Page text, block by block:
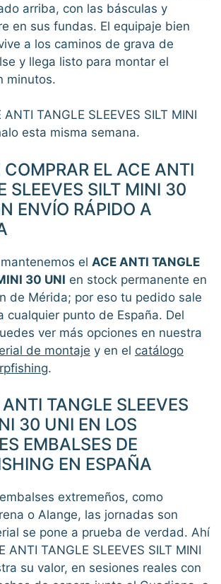
arriba, con las básculas y
en sus fundas. El equipaje bien
a los caminos de grava de
y llega listo para montar el
minutos.
TANGLE SLEEVES SILT MINI
esta misma semana.
COMPRAR EL ACE ANTI
SLEEVES SILT MINI 30
ENVÍO RÁPIDO A
el ACE ANTI TANGLE
30 UNI en stock permanente en
de Mérida; por eso tu pedido sale
cualquier punto de España. Del
ver más opciones en nuestra
de montaje y en el catálogo
.
TANGLE SLEEVES
30 UNI EN LOS
EMBALSES DE
EN ESPAÑA
extremeños, como
o Alange, las jornadas son
se pone a prueba de verdad. Ahí
ANTI TANGLE SLEEVES SILT MINI
su valor, en sesiones reales con